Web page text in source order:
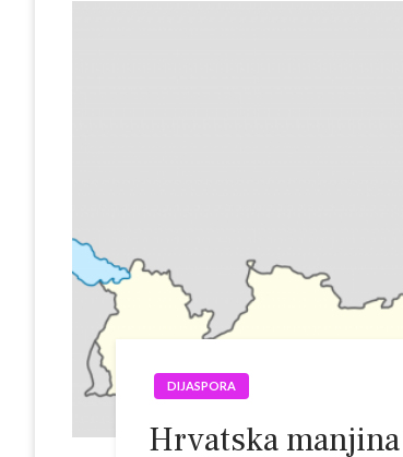
DIJASPORA
Hrvatska